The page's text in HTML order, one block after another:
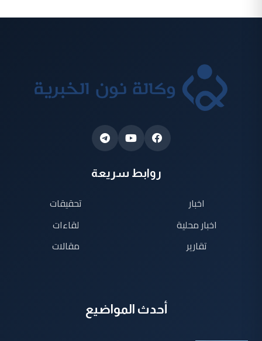
روابط سريعة
اخبار
اخبار محلية
تقارير
تحقيقات
لقاءات
مقالات
أحدث المواضيع